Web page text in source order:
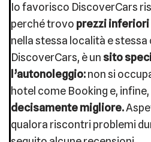
Io favorisco DiscoverCars
perché trovo prezzi inferiori
nella stessa località e stessa
DiscoverCars, è un sito
l’autonoleggio:non si
hotel come Booking e, infine,
decisamente migliore.
qualora riscontri problemi